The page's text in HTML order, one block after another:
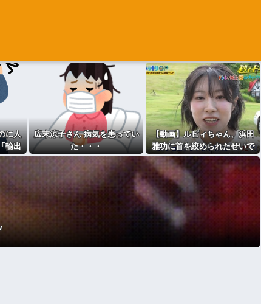
に人
輸出
ｗ
広末涼子さん 病気を患ってい
た・・・
【動画】ルビィちゃん、浜田
雅功に首を絞められたせいで
段々おかしな仕事が増える